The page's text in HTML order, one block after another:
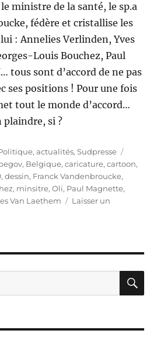
ministre de la santé, le sp.a
fédère et cristallise les
: Annelies Verlinden, Yves
Louis Bouchez, Paul
tous sont d’accord de ne pas
ses positions ! Pour une fois
tout le monde d’accord…
plaindre, si ?
actualités,Sudpresse
, Belgique,caricature,cartoon,
,dessin, Franck Vandenbroucke,
, minsitre,Oli, Paul Magnette,
Van Laethem
Laisser un